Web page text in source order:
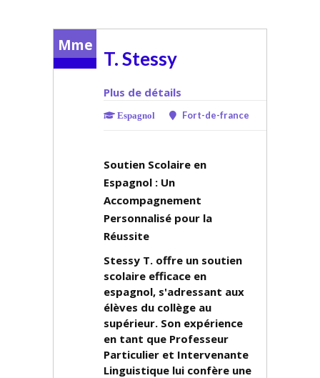
Mme
T. Stessy
Plus de détails
Espagnol Fort-de-france
Soutien Scolaire en
Espagnol : Un
Accompagnement
Personnalisé pour la
Réussite
Stessy T. offre un soutien
scolaire efficace en
espagnol, s'adressant aux
élèves du collège au
supérieur. Son expérience
en tant que Professeur
Particulier et Intervenante
Linguistique lui confère une